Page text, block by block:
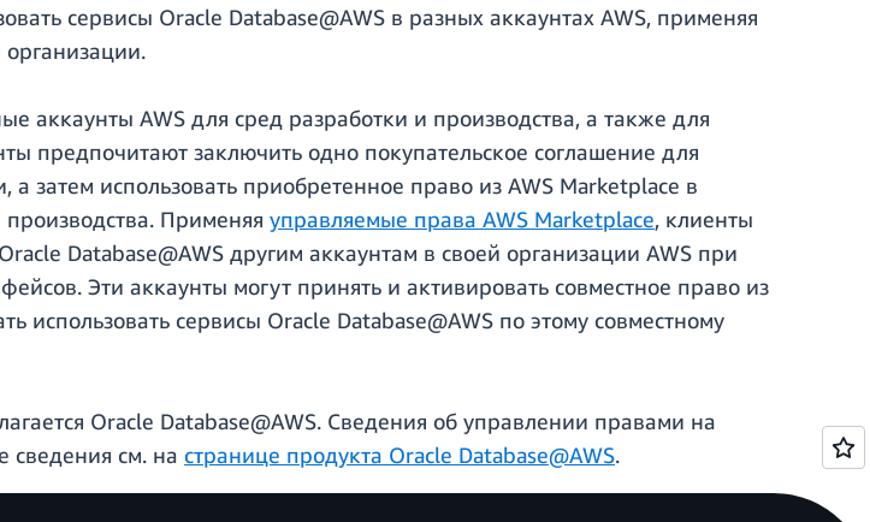
сервисы Oracle Database@AWS в разных аккаунтах AWS, применяя
аккаунты AWS для сред разработки и производства, а также для
предпочитают заключить одно покупательское соглашение для
а затем использовать приобретенное право из AWS Marketplace в
Применяя управляемые права AWS Marketplace, клиенты
Database@AWS другим аккаунтам в своей организации AWS при
Эти аккаунты могут принять и активировать совместное право из
использовать сервисы Oracle Database@AWS по этому совместному
Oracle Database@AWS. Сведения об управлении правами на
сведения см. на странице продукта Oracle Database@AWS.